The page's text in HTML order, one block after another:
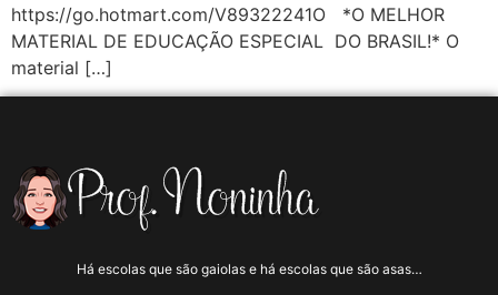
https://go.hotmart.com/V89322241O *O MELHOR
MATERIAL DE EDUCAÇÃO ESPECIAL DO BRASIL!* O
material […]
Há escolas que são gaiolas e há escolas que são asas…